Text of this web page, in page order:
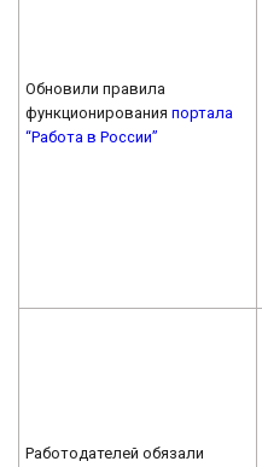
Обновили правила
функционированияпортала
“Работа в России”
Работодателей обязали